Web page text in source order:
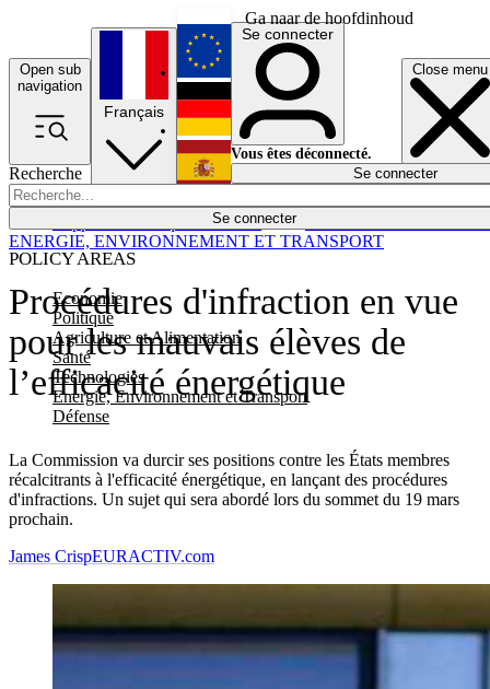
Ga naar de hoofdinhoud
Open sub
navigation
Close menu
Recherche
Se connecter
POLICY AREAS
Economie
Politique
Agriculture et Alimentation
Santé
Technologies
Energie, Environnement et Transport
Défense
Économie
Français
English
Deutsch
Español
Se connecter
Vous êtes déconnecté.
Se connecter
Procédures d'infraction en vue
pour les mauvais élèves de
l’efficacité énergétique
La Commission va durcir ses positions contre les États membres
récalcitrants à l'efficacité énergétique, en lançant des procédures
d'infractions. Un sujet qui sera abordé lors du sommet du 19 mars
prochain.
ENERGIE, ENVIRONNEMENT ET TRANSPORT
James CrispEURACTIV.com